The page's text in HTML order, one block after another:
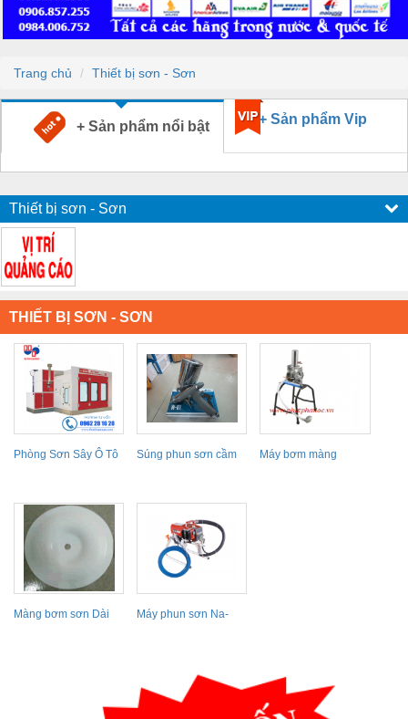
Trang chủ Thiết bị sơn - Sơn
+ Sản phẩm nổi bật + Sản phẩm Vip
Thiết bị sơn - Sơn
THIẾT BỊ SƠN - SƠN
Phòng Sơn Sây Ô Tô
Súng phun sơn cầm
Máy bơm màng
Màng bơm sơn Dài
Máy phun sơn Na-